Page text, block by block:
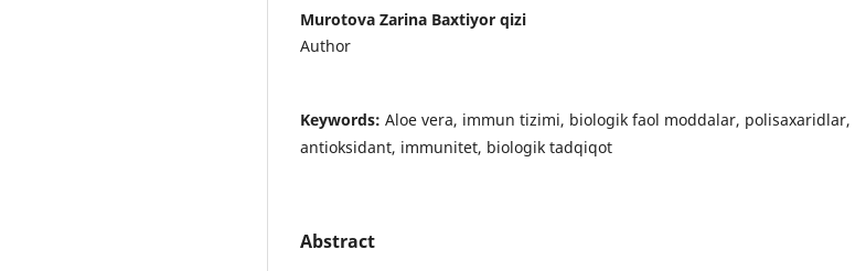
Murotova Zarina Baxtiyor qizi
Author
Keywords: Aloe vera, immun tizimi, biologik faol moddalar, polisaxaridlar,
antioksidant, immunitet, biologik tadqiqot
Abstract